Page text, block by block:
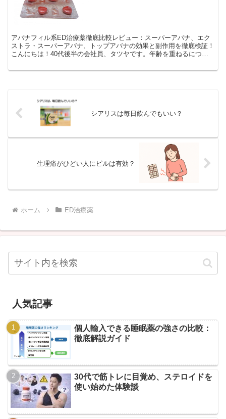
アバナフィル系ED治療薬徹底比較レビュー：スーパーアバナ、エク
ストラ・スーパーアバナ、トップアバナの効果と副作用を徹底検証！
こんにちは！40代後半の会社員、タツヤです。年齢を重ねるにつれ
シアリスは毎日飲んでもいい？
生理痛がひどい人にピルは有効？
ホーム ED治療薬
人気記事
個人輸入できる睡眠薬の強さの比較：
徹底解説ガイド
30代で筋トレに目覚め、ステロイドを
使い始めた体験談